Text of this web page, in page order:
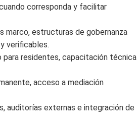
corresponda y facilitar
marco, estructuras de gobernanza
verificables.
residentes, capacitación técnica
acceso a mediación
auditorías externas e integración de